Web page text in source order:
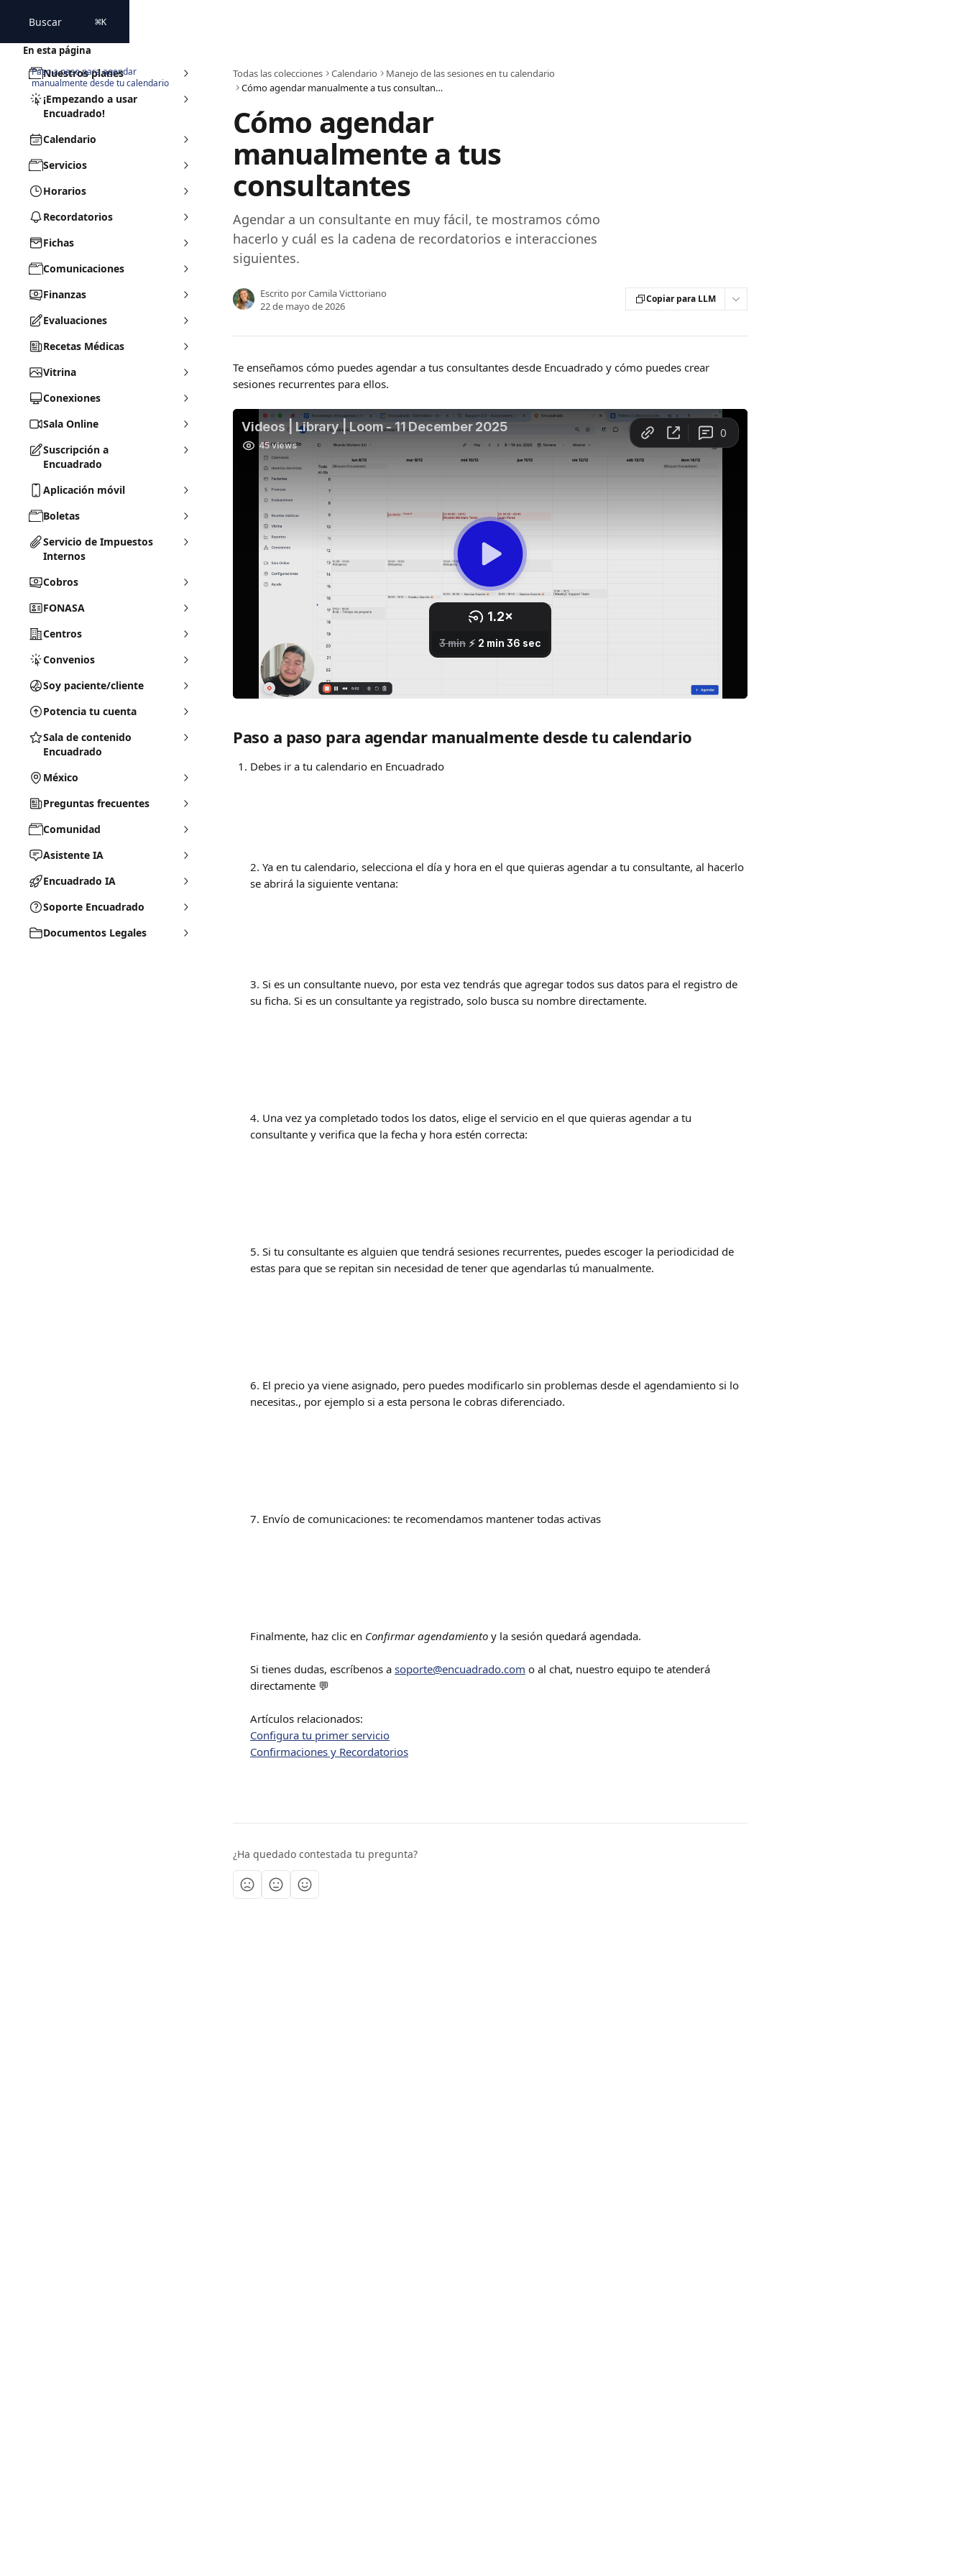
Buscar ⌘K
Nuestros planes
¡Empezando a usar
Encuadrado!
Calendario
Servicios
Horarios
Recordatorios
Fichas
Comunicaciones
Finanzas
Evaluaciones
Recetas Médicas
Vitrina
Conexiones
Sala Online
Suscripción a
Encuadrado
Aplicación móvil
Boletas
Servicio de Impuestos
Internos
Cobros
FONASA
Centros
Convenios
Soy paciente/cliente
Potencia tu cuenta
Sala de contenido
Encuadrado
México
Preguntas frecuentes
Comunidad
Asistente IA
Encuadrado IA
Soporte Encuadrado
Documentos Legales
Todas las colecciones Calendario
Manejo de las sesiones en tu calendario
Cómo agendar manualmente a tus consultantes
Cómo agendar
manualmente a tus
consultantes
Agendar a un consultante en muy fácil, te mostramos cómo
hacerlo y cuál es la cadena de recordatorios e interacciones
siguientes.
Escrito porCamila Victtoriano
22 de mayo de 2026
Copiar para LLM
Te enseñamos cómo puedes agendar a tus consultantes desde Encuadrado y cómo puedes crear
sesiones recurrentes para ellos.
Paso a paso para agendar manualmente desde tu calendario
Debes ir a tu calendario en Encuadrado
2. Ya en tu calendario, selecciona el día y hora en el que quieras agendar a tu consultante, al hacerlo
se abrirá la siguiente ventana:
3. Si es un consultante nuevo, por esta vez tendrás que agregar todos sus datos para el registro de
su ficha. Si es un consultante ya registrado, solo busca su nombre directamente.
4. Una vez ya completado todos los datos, elige el servicio en el que quieras agendar a tu
consultante y verifica que la fecha y hora estén correcta:
5. Si tu consultante es alguien que tendrá sesiones recurrentes, puedes escoger la periodicidad de
estas para que se repitan sin necesidad de tener que agendarlas tú manualmente.
6. El precio ya viene asignado, pero puedes modificarlo sin problemas desde el agendamiento si lo
necesitas., por ejemplo si a esta persona le cobras diferenciado.
7. Envío de comunicaciones: te recomendamos mantener todas activas
Finalmente, haz clic en Confirmar agendamiento y la sesión quedará agendada.
Si tienes dudas, escríbenos a soporte@encuadrado.com o al chat, nuestro equipo te atenderá
directamente 💬
Artículos relacionados:
Configura tu primer servicio
Confirmaciones y Recordatorios
¿Ha quedado contestada tu pregunta?
En esta página
Paso a paso para agendar
manualmente desde tu calendario